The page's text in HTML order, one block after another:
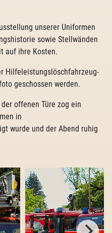
unserer Uniformen
sowie Stellwänden
auf ihre Kosten.
Hilfeleistungslöschfahrzeug-
geschossen werden.
offenen Türe zog ein
in
wurde und der Abend ruhig